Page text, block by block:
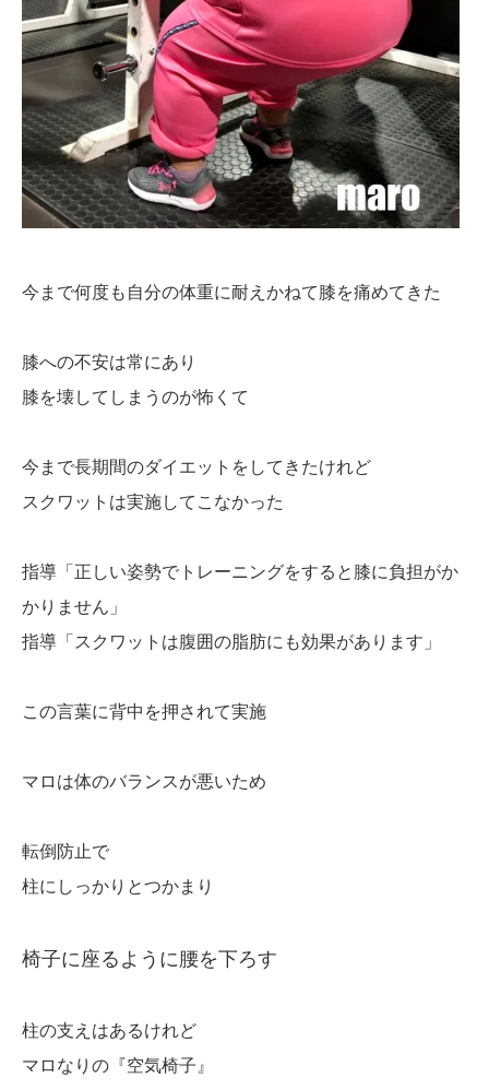
今まで何度も自分の体重に耐えかねて膝を痛めてきた
膝への不安は常にあり
膝を壊してしまうのが怖くて
今まで長期間のダイエットをしてきたけれど
スクワットは実施してこなかった
指導「正しい姿勢でトレーニングをすると膝に負担がか
かりません」
指導「スクワットは腹囲の脂肪にも効果があります」
この言葉に背中を押されて実施
マロは体のバランスが悪いため
転倒防止で
柱にしっかりとつかまり
椅子に座るように腰を下ろす
柱の支えはあるけれど
マロなりの『空気椅子』